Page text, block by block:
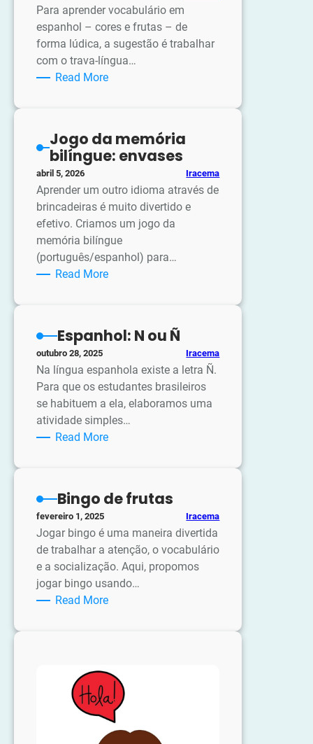
Para aprender vocabulário em
espanhol – cores e frutas – de
forma lúdica, a sugestão é trabalhar
com o trava-língua…
Read More:
Trabalengua:
La
Roja
tiene
jugo
de
naranja
Jogo da memória
bilíngue: envases
abril 5, 2026 Iracema
Aprender um outro idioma através de
brincadeiras é muito divertido e
efetivo. Criamos um jogo da
memória bilíngue
(português/espanhol) para…
Read More:
bilíngue:
Espanhol: N ou Ñ
outubro 28, 2025 Iracema
Na língua espanhola existe a letra Ñ.
Para que os estudantes brasileiros
se habituem a ela, elaboramos uma
atividade simples…
Read More:
Ñ
Bingo de frutas
fevereiro 1, 2025 Iracema
Jogar bingo é uma maneira divertida
de trabalhar a atenção, o vocabulário
e a socialização. Aqui, propomos
jogar bingo usando…
Read More: